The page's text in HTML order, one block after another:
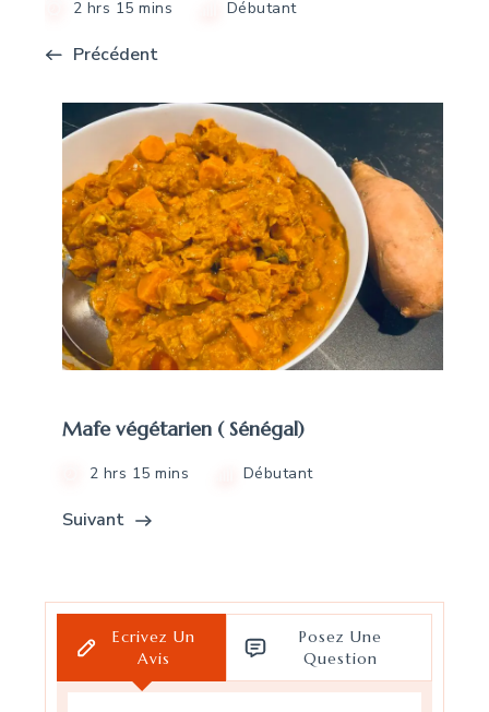
2 hrs 15 mins Débutant
Précédent
Mafe végétarien ( Sénégal)
2 hrs 15 mins Débutant
Suivant
Ecrivez Un
Avis
Posez Une
Question